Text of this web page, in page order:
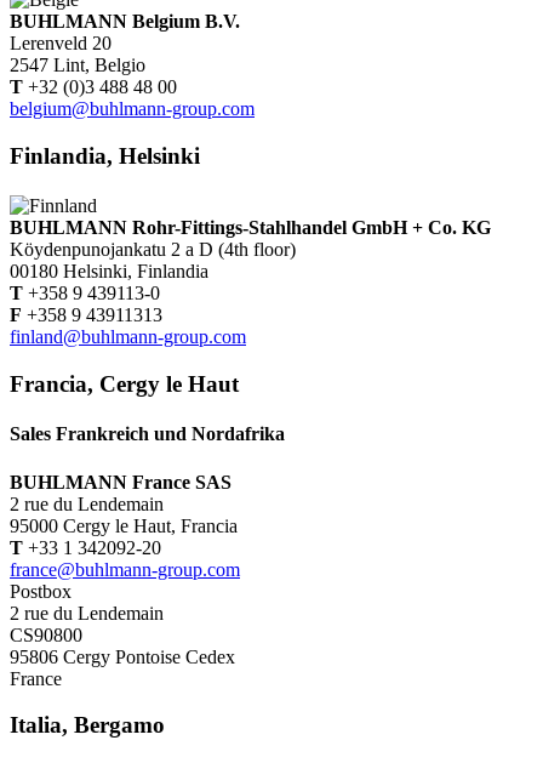
BUHLMANN Belgium B.V.
Lerenveld 20
2547 Lint, Belgio
T +32 (0)3 488 48 00
belgium@buhlmann-group.com
Finlandia, Helsinki
BUHLMANN Rohr-Fittings-Stahlhandel GmbH + Co. KG
Köydenpunojankatu 2 a D (4th floor)
00180 Helsinki, Finlandia
T +358 9 439113-0
F +358 9 43911313
finland@buhlmann-group.com
Francia, Cergy le Haut
Sales Frankreich und Nordafrika
BUHLMANN France SAS
2 rue du Lendemain
95000 Cergy le Haut, Francia
T +33 1 342092-20
france@buhlmann-group.com
Postbox
2 rue du Lendemain
CS90800
95806 Cergy Pontoise Cedex
France
Italia, Bergamo